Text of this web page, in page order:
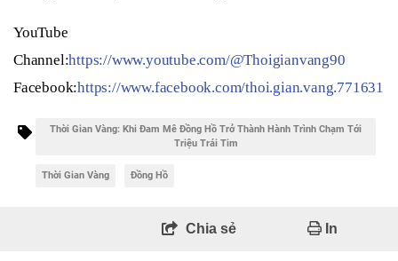
YouTube
Channel:https://www.youtube.com/@Thoigianvang90
Facebook:https://www.facebook.com/thoi.gian.vang.771631
Thời Gian Vàng: Khi Đam Mê Đồng Hồ Trở Thành Hành Trình Chạm Tới
Triệu Trái Tim
Thời Gian Vàng Đồng Hồ
Chia sẻ In